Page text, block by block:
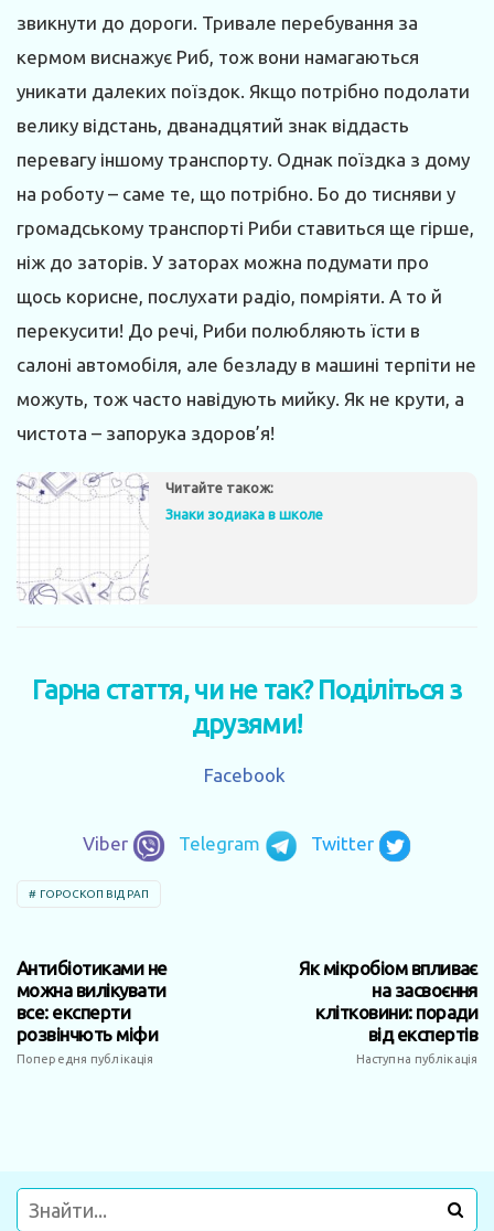
звикнути до дороги. Тривале перебування за
кермом виснажує Риб, тож вони намагаються
уникати далеких поїздок. Якщо потрібно подолати
велику відстань, дванадцятий знак віддасть
перевагу іншому транспорту. Однак поїздка з дому
на роботу – саме те, що потрібно. Бо до тисняви у
громадському транспорті Риби ставиться ще гірше,
ніж до заторів. У заторах можна подумати про
щось корисне, послухати радіо, помріяти. А то й
перекусити! До речі, Риби полюбляють їсти в
салоні автомобіля, але безладу в машині терпіти не
можуть, тож часто навідують мийку. Як не крути, а
чистота – запорука здоров’я!
Читайте також:
Знаки зодиака в школе
Гарна стаття, чи не так? Поділіться з
друзями!
Facebook
Viber Telegram Twitter
ГОРОСКОП ВІД РАП
Антибіотиками не
можна вилікувати
все: експерти
розвінчють міфи
Попередня публікація
Як мікробіом впливає
на засвоєння
клітковини: поради
від експертів
Наступна публікація